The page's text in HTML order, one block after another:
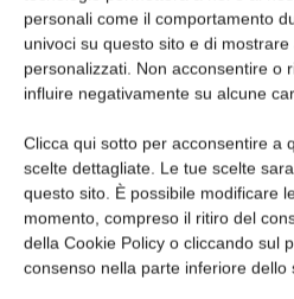
personali come il comportamento
univoci su questo sito e di
personalizzati. Non acconsentire o
influire negativamente su alcune
Clicca qui sotto per acconsentire a
scelte dettagliate. Le tue scelte
questo sito. È possibile modificare
momento, compreso il ritiro del
della Cookie Policy o cliccando sul
consenso nella parte inferiore dello
nell’UE si è verificata
del numero di bovini,
conseguentemente, della
medie aziende”.
TAGS EMB